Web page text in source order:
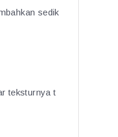
sedik
teksturnya t